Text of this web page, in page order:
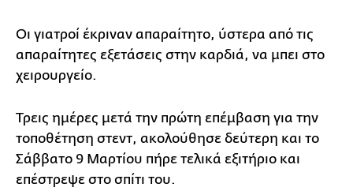
Οι γιατροί έκριναν απαραίτητο, ύστερα από τις
απαραίτητες εξετάσεις στην καρδιά, να μπει στο
χειρουργείο.
Τρεις ημέρες μετά την πρώτη επέμβαση για την
τοποθέτηση στεντ, ακολούθησε δεύτερη και το
Σάββατο 9 Μαρτίου πήρε τελικά εξιτήριο και
επέστρεψε στο σπίτι του.